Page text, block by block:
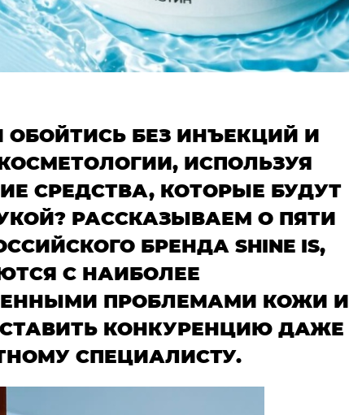
БЕЗ ИНЪЕКЦИЙ И
ИСПОЛЬЗУЯ
СРЕДСТВА, КОТОРЫЕ БУДУТ
РАССКАЗЫВАЕМ О ПЯТИ
БРЕНДА SHINE IS,
С НАИБОЛЕЕ
ПРОБЛЕМАМИ КОЖИ И
КОНКУРЕНЦИЮ ДАЖЕ
СПЕЦИАЛИСТУ.